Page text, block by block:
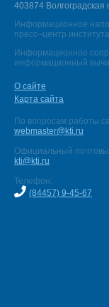
403874
Информационное
пресс–центр института
Информационное
информационный
О сайте
Карта сайта
По вопросам работы
webmaster@kti.ru
Официальный
kti@kti.ru
Телефон:
(84457) 9-45-67